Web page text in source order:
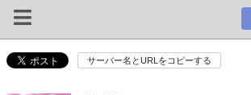
サーバー名とURLをコピーする